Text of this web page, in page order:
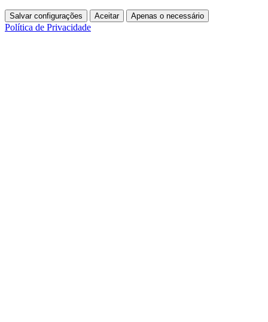
Salvar configurações Aceitar Apenas o necessário
Política de Privacidade